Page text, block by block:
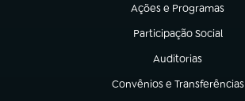
Ações e Programas
(abre em nova aba)
Participação Social
(abre em nova aba)
Auditorias
(abre em nova aba)
Convênios e Transferências
(abre em nova aba)